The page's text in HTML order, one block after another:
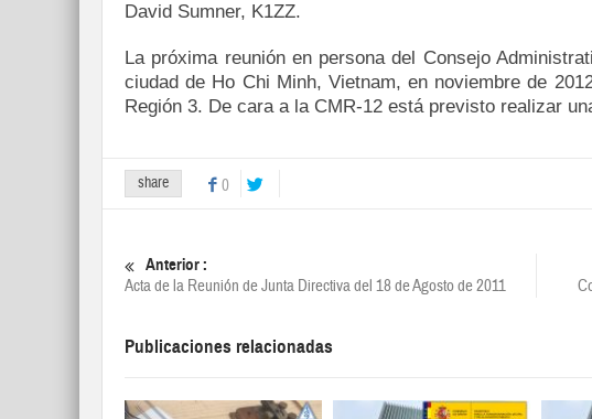
David Sumner, K1ZZ.
La próxima reunión en persona del Consejo
ciudad de Ho Chi Minh, Vietnam, en noviembre de
Región 3. De cara a la CMR-12 está previsto realizar
share 0
Anterior :
Acta de la Reunión de Junta Directiva del 18 de Agosto de 2011
Publicaciones relacionadas